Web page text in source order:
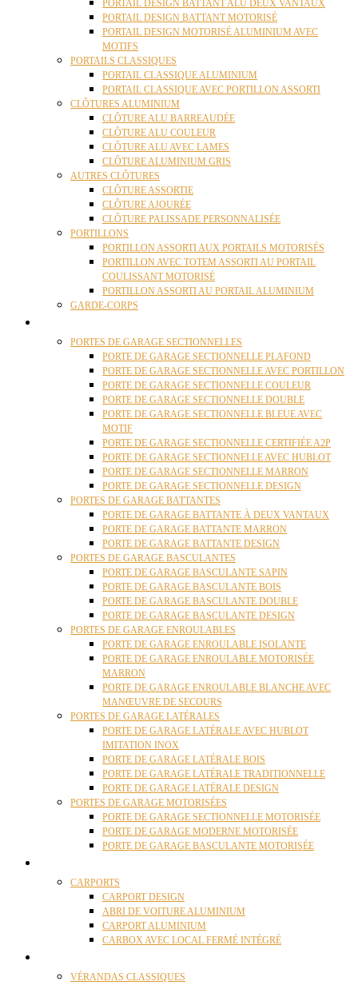
PORTAIL DESIGN BATTANT ALU DEUX VANTAUX
PORTAIL DESIGN BATTANT MOTORISÉ
PORTAIL DESIGN MOTORISÉ ALUMINIUM AVEC
MOTIFS
PORTAILS CLASSIQUES
PORTAIL CLASSIQUE ALUMINIUM
PORTAIL CLASSIQUE AVEC PORTILLON ASSORTI
CLÔTURES ALUMINIUM
CLÔTURE ALU BARREAUDÉE
CLÔTURE ALU COULEUR
CLÔTURE ALU AVEC LAMES
CLÔTURE ALUMINIUM GRIS
AUTRES CLÔTURES
CLÔTURE ASSORTIE
CLÔTURE AJOURÉE
CLÔTURE PALISSADE PERSONNALISÉE
PORTILLONS
PORTILLON ASSORTI AUX PORTAILS MOTORISÉS
PORTILLON AVEC TOTEM ASSORTI AU PORTAIL
COULISSANT MOTORISÉ
PORTILLON ASSORTI AU PORTAIL ALUMINIUM
GARDE-CORPS
PORTES DE GARAGE SECTIONNELLES
PORTE DE GARAGE SECTIONNELLE PLAFOND
PORTE DE GARAGE SECTIONNELLE AVEC PORTILLON
PORTE DE GARAGE SECTIONNELLE COULEUR
PORTE DE GARAGE SECTIONNELLE DOUBLE
PORTE DE GARAGE SECTIONNELLE BLEUE AVEC
MOTIF
PORTE DE GARAGE SECTIONNELLE CERTIFIÉE A2P
PORTE DE GARAGE SECTIONNELLE AVEC HUBLOT
PORTE DE GARAGE SECTIONNELLE MARRON
PORTE DE GARAGE SECTIONNELLE DESIGN
PORTES DE GARAGE BATTANTES
PORTE DE GARAGE BATTANTE À DEUX VANTAUX
PORTE DE GARAGE BATTANTE MARRON
PORTE DE GARAGE BATTANTE DESIGN
PORTES DE GARAGE BASCULANTES
PORTE DE GARAGE BASCULANTE SAPIN
PORTE DE GARAGE BASCULANTE BOIS
PORTE DE GARAGE BASCULANTE DOUBLE
PORTE DE GARAGE BASCULANTE DESIGN
PORTES DE GARAGE ENROULABLES
PORTE DE GARAGE ENROULABLE ISOLANTE
PORTE DE GARAGE ENROULABLE MOTORISÉE
MARRON
PORTE DE GARAGE ENROULABLE BLANCHE AVEC
MANŒUVRE DE SECOURS
PORTES DE GARAGE LATÉRALES
PORTE DE GARAGE LATÉRALE AVEC HUBLOT
IMITATION INOX
PORTE DE GARAGE LATÉRALE BOIS
PORTE DE GARAGE LATÉRALE TRADITIONNELLE
PORTE DE GARAGE LATÉRALE DESIGN
PORTES DE GARAGE MOTORISÉES
PORTE DE GARAGE SECTIONNELLE MOTORISÉE
PORTE DE GARAGE MODERNE MOTORISÉE
PORTE DE GARAGE BASCULANTE MOTORISÉE
CARPORTS
CARPORT DESIGN
ABRI DE VOITURE ALUMINIUM
CARPORT ALUMINIUM
CARBOX AVEC LOCAL FERMÉ INTÉGRÉ
VÉRANDAS CLASSIQUES